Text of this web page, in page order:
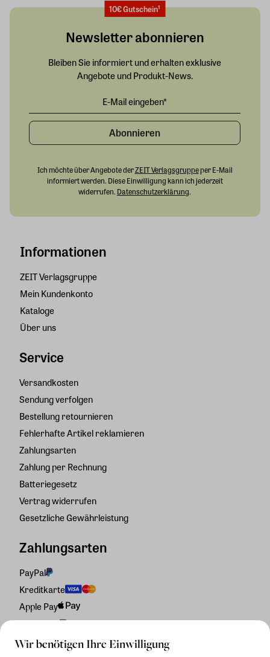
Wir benötigen Ihre Einwilligung
Informationen
ZEIT Verlagsgruppe
Mein Kundenkonto
Kataloge
Über uns
Service
Versandkosten
Sendung verfolgen
Bestellung retournieren
Fehlerhafte Artikel reklamieren
Zahlungsarten
Zahlung per Rechnung
Batteriegesetz
Vertrag widerrufen
Gesetzliche Gewährleistung
Zahlungsarten
PayPal
Kreditkarte
Apple Pay
Rechnung
10€ Gutschein¹
Newsletter abonnieren
Bleiben Sie informiert und erhalten exklusive
Angebote und Produkt-News.
Abonnieren
Ich möchte über Angebote derZEIT Verlagsgruppeper E-Mail
informiert werden. Diese Einwilligung kann ich jederzeit
widerrufen. Datenschutzerklärung.